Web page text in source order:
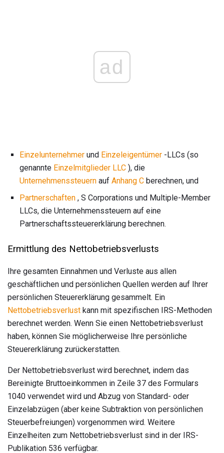
ad
Einzelunternehmer und Einzeleigentümer -LLCs (so
genannte Einzelmitglieder LLC ), die
Unternehmenssteuern auf Anhang C berechnen, und
Partnerschaften , S Corporations und Multiple-Member
LLCs, die Unternehmenssteuern auf eine
Partnerschaftssteuererklärung berechnen.
Ermittlung des Nettobetriebsverlusts
Ihre gesamten Einnahmen und Verluste aus allen
geschäftlichen und persönlichen Quellen werden auf Ihrer
persönlichen Steuererklärung gesammelt. Ein
Nettobetriebsverlust kann mit spezifischen IRS-Methoden
berechnet werden. Wenn Sie einen Nettobetriebsverlust
haben, können Sie möglicherweise Ihre persönliche
Steuererklärung zurückerstatten.
Der Nettobetriebsverlust wird berechnet, indem das
Bereinigte Bruttoeinkommen in Zeile 37 des Formulars
1040 verwendet wird und Abzug von Standard- oder
Einzelabzügen (aber keine Subtraktion von persönlichen
Steuerbefreiungen) vorgenommen wird. Weitere
Einzelheiten zum Nettobetriebsverlust sind in der IRS-
Publikation 536 verfügbar.